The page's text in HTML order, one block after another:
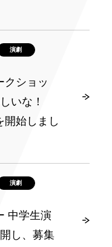
演劇
クショッ
いな！
開始しまし
演劇
中学生演
し、募集